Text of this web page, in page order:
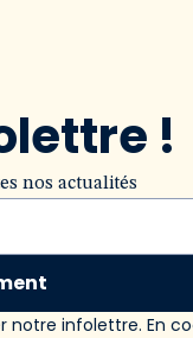
!
nos actualités
notre infolettre. En